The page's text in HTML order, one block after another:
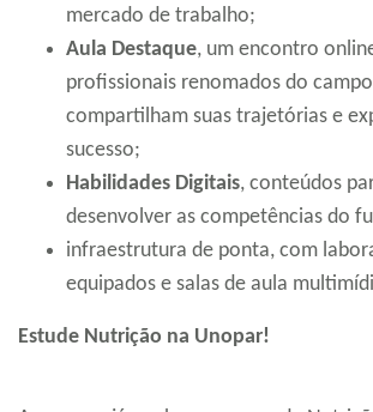
mercado de trabalho;
Aula Destaque, um encontro
profissionais renomados do
compartilham suas trajetórias e
sucesso;
Habilidades Digitais, conteúdos
desenvolver as competências do
infraestrutura de ponta, com
equipados e salas de aula
Estude Nutrição na Unopar!